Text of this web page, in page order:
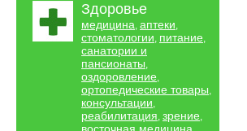
Здоровье
медицина, аптеки,
стоматологии, питание,
санатории и
пансионаты,
оздоровление,
ортопедические товары,
консультации,
реабилитация, зрение,